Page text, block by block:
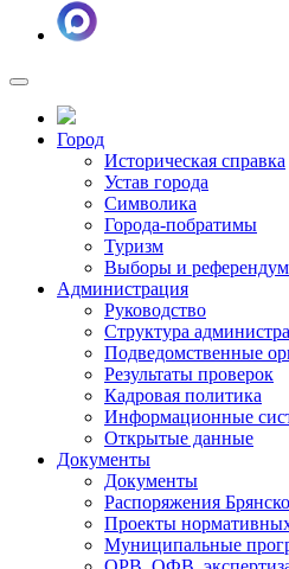
Город
Историческая справка
Устав города
Символика
Города-побратимы
Туризм
Выборы и
Администрация
Руководство
Структура
Подведомственные
Результаты проверок
Кадровая политика
Информационные
Открытые данные
Документы
Документы
Распоряжения
Проекты
Муниципальные